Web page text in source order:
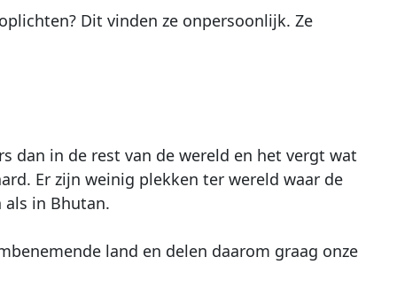
Dit vinden ze onpersoonlijk. Ze
dan in de rest van de wereld en het vergt wat
Er zijn weinig plekken ter wereld waar de
in Bhutan.
land en delen daarom graag onze